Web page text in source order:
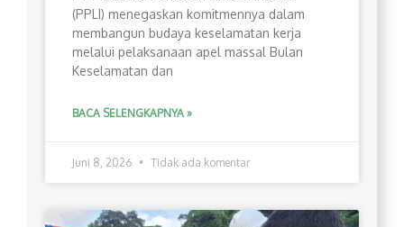
(PPLI) menegaskan komitmennya dalam
membangun budaya keselamatan kerja
melalui pelaksanaan apel massal Bulan
Keselamatan dan
BACA SELENGKAPNYA »
Juni 8, 2026 Tidak ada komentar